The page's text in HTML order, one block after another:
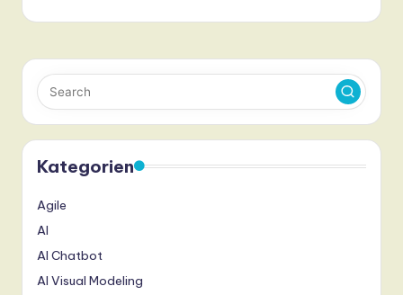
Kategorien
Agile
AI
AI Chatbot
AI Visual Modeling